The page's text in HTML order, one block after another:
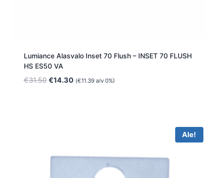
Lumiance Alasvalo Inset 70 Flush – INSET 70 FLUSH
HS ES50 VA
€31.50 Alkuperäinen
€14.30Nykyinen
(€11.39alv 0%)
Ale!